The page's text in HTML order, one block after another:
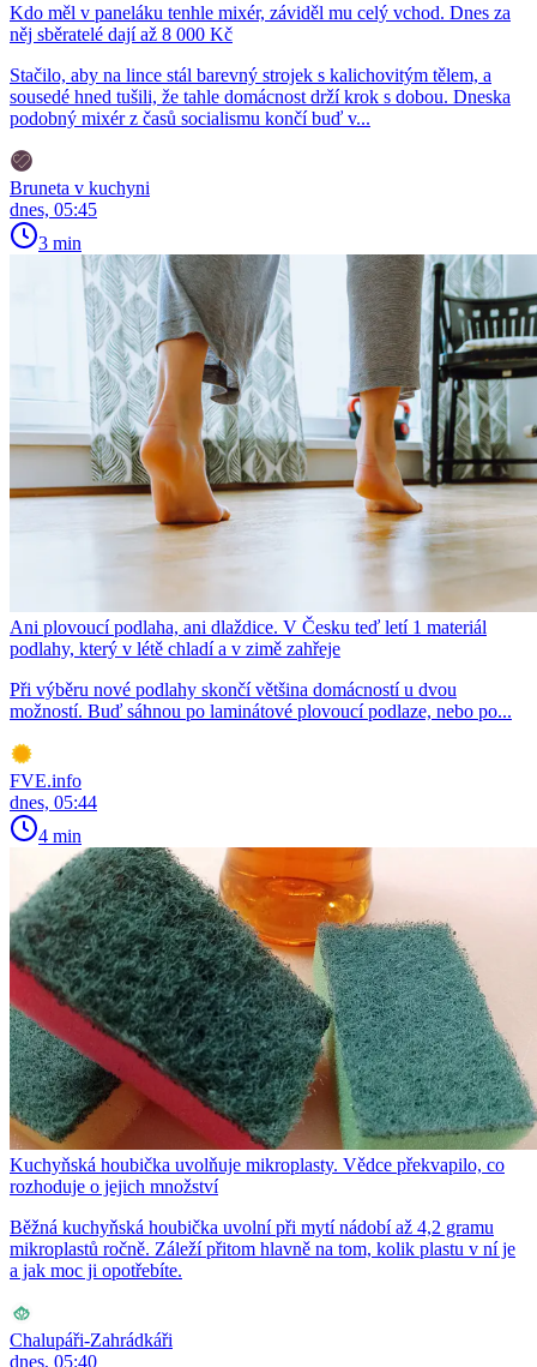
Kdo měl v paneláku tenhle mixér, záviděl mu celý vchod. Dnes za
něj sběratelé dají až 8 000 Kč
Stačilo, aby na lince stál barevný strojek s kalichovitým tělem, a
sousedé hned tušili, že tahle domácnost drží krok s dobou. Dneska
podobný mixér z časů socialismu končí buď v...
Bruneta v kuchyni
dnes, 05:45
3 min
Ani plovoucí podlaha, ani dlaždice. V Česku teď letí 1 materiál
podlahy, který v létě chladí a v zimě zahřeje
Při výběru nové podlahy skončí většina domácností u dvou
možností. Buď sáhnou po laminátové plovoucí podlaze, nebo po...
FVE.info
dnes, 05:44
4 min
Kuchyňská houbička uvolňuje mikroplasty. Vědce překvapilo, co
rozhoduje o jejich množství
Běžná kuchyňská houbička uvolní při mytí nádobí až 4,2 gramu
mikroplastů ročně. Záleží přitom hlavně na tom, kolik plastu v ní je
a jak moc ji opotřebíte.
Chalupáři-Zahrádkáři
dnes, 05:40